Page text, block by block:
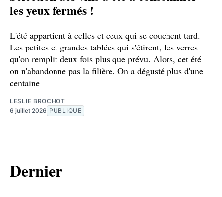
les yeux fermés !
L'été appartient à celles et ceux qui se couchent tard.
Les petites et grandes tablées qui s'étirent, les verres
qu'on remplit deux fois plus que prévu. Alors, cet été
on n'abandonne pas la filière. On a dégusté plus d'une
centaine
LESLIE BROCHOT
6 juillet 2026 PUBLIQUE
Dernier